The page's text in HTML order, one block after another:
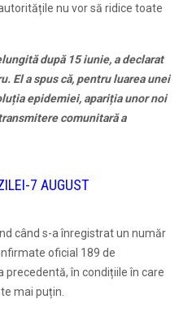
nu vor să ridice toate
după 15 iunie, a declarat
El a spus că, pentru luarea unei
epidemiei, apariția unor noi
comunitară a
7 AUGUST
când s-a înregistrat un număr
oficial 189 de
în condițiile în care
mai puțin.